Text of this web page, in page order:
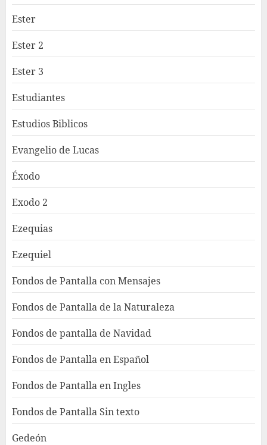
Ester
Ester 2
Ester 3
Estudiantes
Estudios Biblicos
Evangelio de Lucas
Éxodo
Exodo 2
Ezequias
Ezequiel
Fondos de Pantalla con Mensajes
Fondos de Pantalla de la Naturaleza
Fondos de pantalla de Navidad
Fondos de Pantalla en Español
Fondos de Pantalla en Ingles
Fondos de Pantalla Sin texto
Gedeón